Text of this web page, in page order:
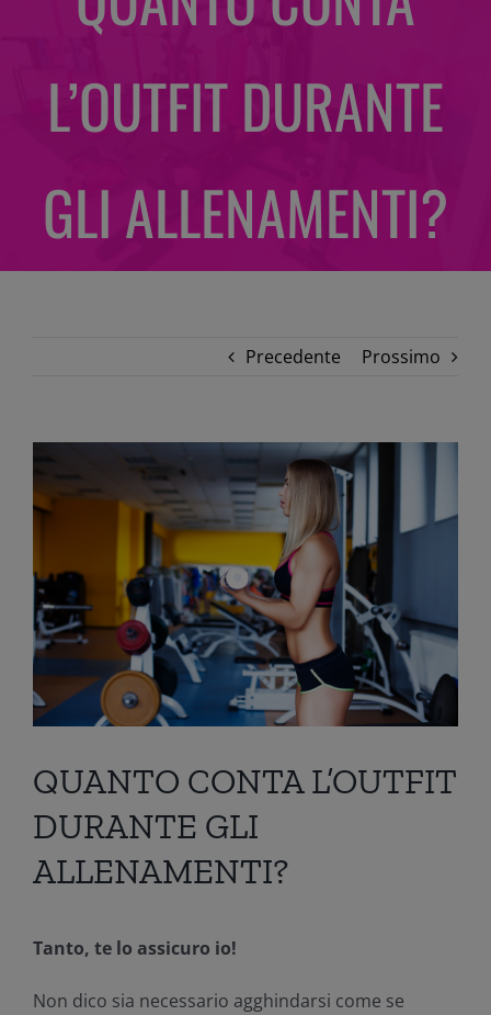
L’OUTFIT DURANTE
GLI ALLENAMENTI?
Precedente Prossimo
immagine
QUANTO CONTA L’OUTFIT
DURANTE GLI
ALLENAMENTI?
Tanto, te lo assicuro io!
Non dico sia necessario agghindarsi come se